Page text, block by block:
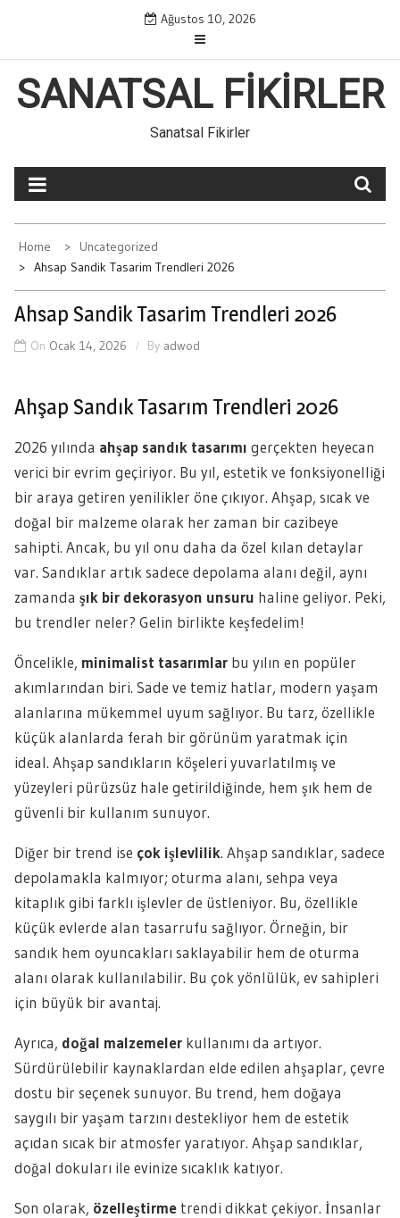
content
Ağustos 10, 2026
SANATSAL FIKIRLER
Sanatsal Fikirler
Home
Uncategorized
Ahsap Sandik Tasarim Trendleri 2026
Ahsap Sandik Tasarim Trendleri 2026
On Ocak 14, 2026 By adwod
Ahşap Sandık Tasarım Trendleri 2026
2026 yılında ahşap sandık tasarımı gerçekten heyecan
verici bir evrim geçiriyor. Bu yıl, estetik ve fonksiyonelliği
bir araya getiren yenilikler öne çıkıyor. Ahşap, sıcak ve
doğal bir malzeme olarak her zaman bir cazibeye
sahipti. Ancak, bu yıl onu daha da özel kılan detaylar
var. Sandıklar artık sadece depolama alanı değil, aynı
zamanda şık bir dekorasyon unsuru haline geliyor. Peki,
bu trendler neler? Gelin birlikte keşfedelim!
Öncelikle, minimalist tasarımlar bu yılın en popüler
akımlarından biri. Sade ve temiz hatlar, modern yaşam
alanlarına mükemmel uyum sağlıyor. Bu tarz, özellikle
küçük alanlarda ferah bir görünüm yaratmak için
ideal. Ahşap sandıkların köşeleri yuvarlatılmış ve
yüzeyleri pürüzsüz hale getirildiğinde, hem şık hem de
güvenli bir kullanım sunuyor.
Diğer bir trend ise çok işlevlilik. Ahşap sandıklar, sadece
depolamakla kalmıyor; oturma alanı, sehpa veya
kitaplık gibi farklı işlevler de üstleniyor. Bu, özellikle
küçük evlerde alan tasarrufu sağlıyor. Örneğin, bir
sandık hem oyuncakları saklayabilir hem de oturma
alanı olarak kullanılabilir. Bu çok yönlülük, ev sahipleri
için büyük bir avantaj.
Ayrıca, doğal malzemeler kullanımı da artıyor.
Sürdürülebilir kaynaklardan elde edilen ahşaplar, çevre
dostu bir seçenek sunuyor. Bu trend, hem doğaya
saygılı bir yaşam tarzını destekliyor hem de estetik
açıdan sıcak bir atmosfer yaratıyor. Ahşap sandıklar,
doğal dokuları ile evinize sıcaklık katıyor.
Son olarak, özelleştirme trendi dikkat çekiyor. İnsanlar